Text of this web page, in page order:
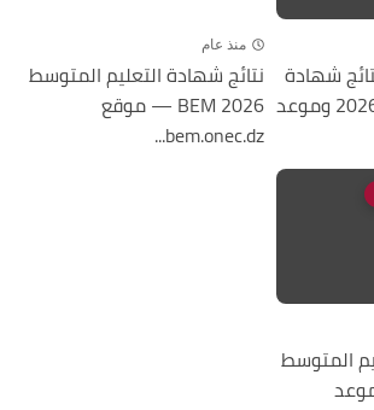
شهادة
التعليم المتوسط 2026 وموعد
منذ عام
نتائج شهادة التعليم المتوسط
2026 BEM — موقع
bem.onec.dz...
المتوسط
موعد